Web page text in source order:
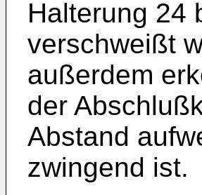
Halterung 24
verschweißt
außerdem
der
Abstand
zwingend ist.